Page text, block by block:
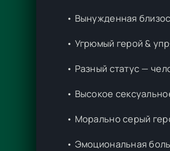
• Вынужденная
• Угрюмый герой &
• Разный статус —
• Высокое
• Морально серый
• Эмоциональная